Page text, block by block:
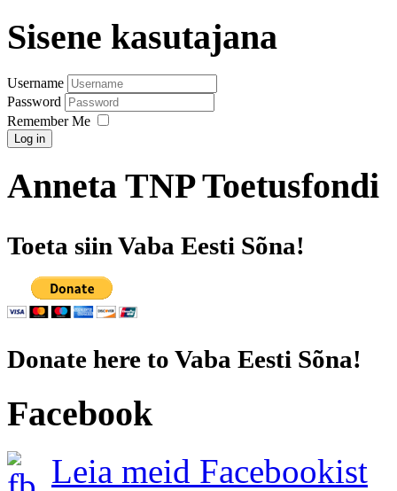
Sisene kasutajana
Username
Password
Remember Me
Log in
Anneta TNP Toetusfondi
Toeta siin Vaba Eesti Sõna!
Donate here to Vaba Eesti Sõna!
Facebook
Leia meid Facebookist